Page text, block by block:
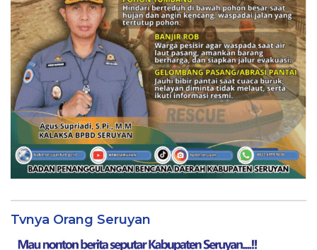
Tvnya Orang Seruyan